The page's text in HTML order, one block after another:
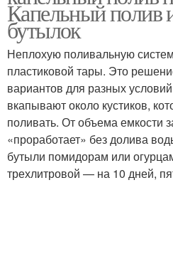
Полив от водопровода
Капельный полив
бутылок
Неплохую поливальную
пластиковой тары. Это
вариантов для разных
вкапывают около кустиков,
поливать. От объема емкости
«проработает» без долива
бутыли помидорам или
трехлитровой — на 10 дней,